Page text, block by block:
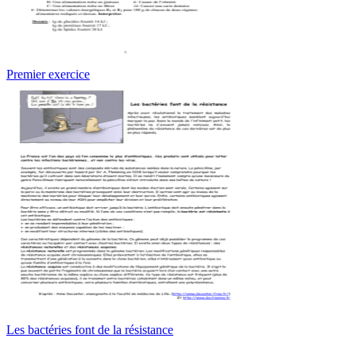
Premier exercice
Les bactéries font de la résistance